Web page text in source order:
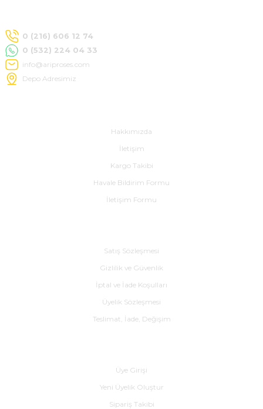
0 (216) 606 12 74
0 (532) 224 04 33
info@ariproses.com
Depo Adresimiz
Hakkımızda
İletişim
Kargo Takibi
Havale Bildirim Formu
İletişim Formu
Satış Sözleşmesi
Gizlilik ve Güvenlik
İptal ve İade Koşulları
Üyelik Sözleşmesi
Teslimat, İade, Değişim
Üye Girişi
Yeni Üyelik Oluştur
Sipariş Takibi